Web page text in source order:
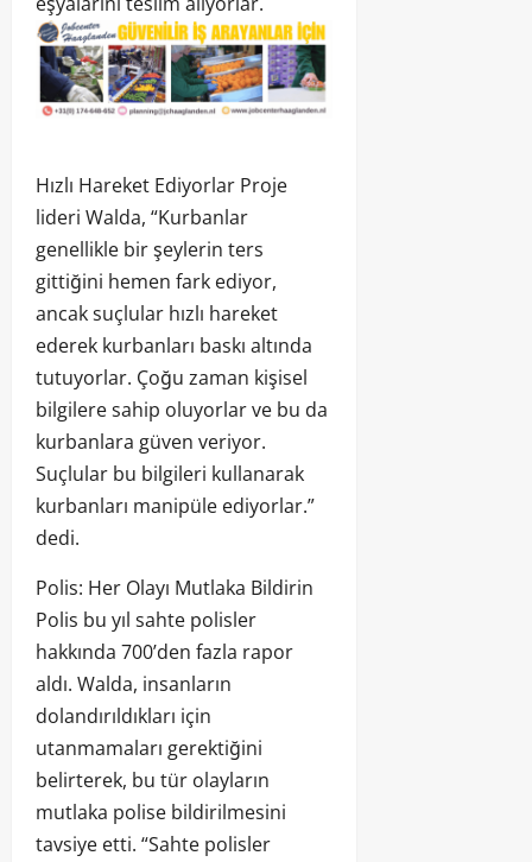
Hızlı Hareket Ediyorlar Proje
lideri Walda, “Kurbanlar
genellikle bir şeylerin ters
gittiğini hemen fark ediyor,
ancak suçlular hızlı hareket
ederek kurbanları baskı altında
tutuyorlar. Çoğu zaman kişisel
bilgilere sahip oluyorlar ve bu da
kurbanlara güven veriyor.
Suçlular bu bilgileri kullanarak
kurbanları manipüle ediyorlar.”
dedi.
Polis: Her Olayı Mutlaka Bildirin
Polis bu yıl sahte polisler
hakkında 700’den fazla rapor
aldı. Walda, insanların
dolandırıldıkları için
utanmamaları gerektiğini
belirterek, bu tür olayların
mutlaka polise bildirilmesini
tavsiye etti. “Sahte polisler